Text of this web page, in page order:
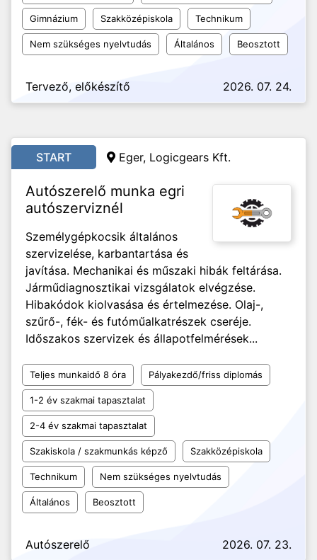
Gimnázium Szakközépiskola Technikum
Nem szükséges nyelvtudás Általános Beosztott
Tervező, előkészítő 2026. 07. 24.
START Eger, Logicgears Kft.
Autószerelő munka egri
autószerviznél
Személygépkocsik általános
szervizelése, karbantartása és
javítása. Mechanikai és műszaki hibák feltárása.
Járműdiagnosztikai vizsgálatok elvégzése.
Hibakódok kiolvasása és értelmezése. Olaj-,
szűrő-, fék- és futóműalkatrészek cseréje.
Időszakos szervizek és állapotfelmérések...
Teljes munkaidő 8 óra Pályakezdő/friss diplomás
1-2 év szakmai tapasztalat
2-4 év szakmai tapasztalat
Szakiskola / szakmunkás képző Szakközépiskola
Technikum Nem szükséges nyelvtudás
Általános Beosztott
Autószerelő 2026. 07. 23.